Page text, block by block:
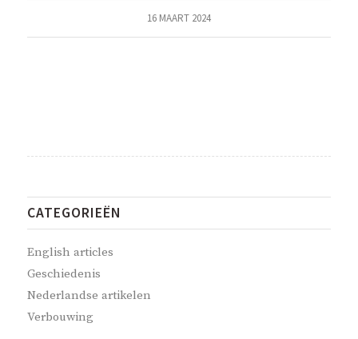
16 MAART 2024
CATEGORIEËN
English articles
Geschiedenis
Nederlandse artikelen
Verbouwing